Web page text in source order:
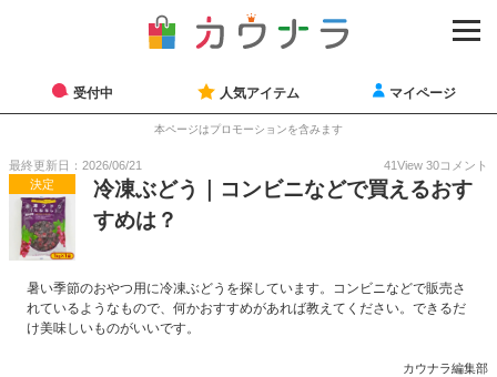
受付中 人気アイテム マイページ
本ページはプロモーションを含みます
最終更新日：2026/06/21 41View 30コメント
決定
冷凍ぶどう｜コンビニなどで買えるおす
すめは？
暑い季節のおやつ用に冷凍ぶどうを探しています。コンビニなどで販売さ
れているようなもので、何かおすすめがあれば教えてください。できるだ
け美味しいものがいいです。
カウナラ編集部